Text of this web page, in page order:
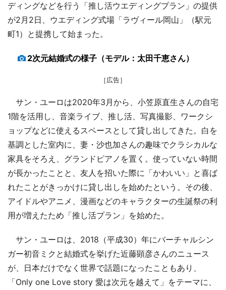
ディングなどを行う「推し活ウエディングプラン」の提供
が2月2日、ウエディング式場「ラヴィール岡山」（駅元
町1）と提携して始まった。
2次元結婚式の様子（モデル：太田千恵さん）
［広告］
サン・ユーロは2020年3月から、小笠原直生さんの自宅
1階を活用し、音楽ライブ、推し活、写真撮影、ワークシ
ョップなどに使えるスペースとして貸し出してきた。白を
基調とした室内に、妻・沙也加さんの趣味でクラシカルな
家具をそろえ、グランドピアノを置く。使っていない時間
が長かったことと、友人を招いた際に「かわいい」と喜ば
れたことがきっかけに貸し出しを始めたという。その後、
アイドルやアニメ、漫画などのキャラクターの生誕祭の利
用が増えたため「推し活プラン」を始めた。
サン・ユーロは、2018（平成30）年にバーチャルシン
ガー初音ミクと結婚式を挙げた近藤顕彦さんのニュース
が、日本だけでなく世界で話題になったこともあり、
「Only one Love story 愛は次元を越えて」をテーマに、